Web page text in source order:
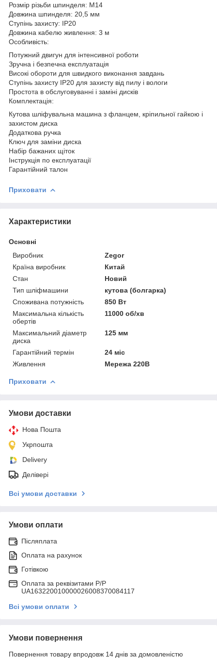
Розмір різьби шпинделя: M14
Довжина шпинделя: 20,5 мм
Ступінь захисту: IP20
Довжина кабелю живлення: 3 м
Особливість:
Потужний двигун для інтенсивної роботи
Зручна і безпечна експлуатація
Високі обороти для швидкого виконання завдань
Ступінь захисту IP20 для захисту від пилу і вологи
Простота в обслуговуванні і заміні дисків
Комплектація:
Кутова шліфувальна машина з фланцем, кріпильної гайкою і
захистом диска
Додаткова ручка
Ключ для заміни диска
Набір бажаних щіток
Інструкція по експлуатації
Гарантійний талон
Приховати
Характеристики
Основні
Виробник
Zegor
Країна виробник
Китай
Стан
Новий
Тип шліфмашини
кутова (болгарка)
Споживана потужність
850 Вт
Максимальна кількість
обертів
11000 об/хв
Максимальний діаметр
диска
125 мм
Гарантійний термін
24 міс
Живлення
Мережа 220В
Приховати
Умови доставки
Нова Пошта
Укрпошта
Delivery
Делівері
Всі умови доставки
Умови оплати
Післяплата
Оплата на рахунок
Готівкою
Оплата за реквізитами P/Р
UA163220010000026008370084117
Всі умови оплати
Умови повернення
Повернення товару впродовж 14 днів за домовленістю